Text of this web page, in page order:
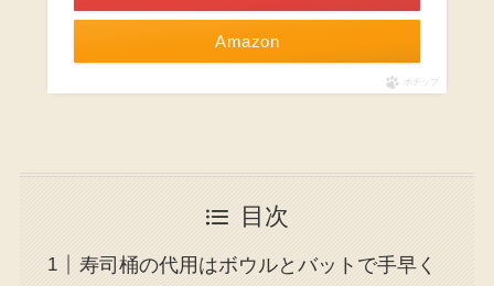
Amazon
ポチップ
目次
寿司桶の代用はボウルとバットで手早く